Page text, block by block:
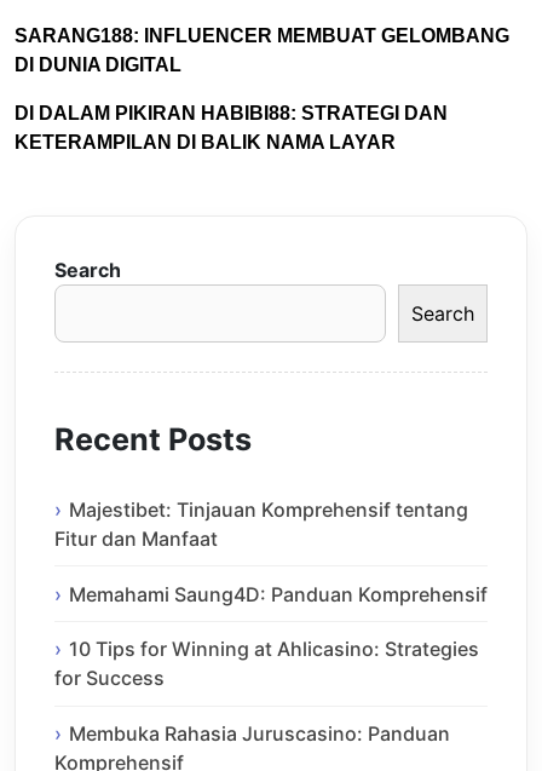
SARANG188: INFLUENCER MEMBUAT GELOMBANG
DI DUNIA DIGITAL
DI DALAM PIKIRAN HABIBI88: STRATEGI DAN
KETERAMPILAN DI BALIK NAMA LAYAR
Search
Search
Recent Posts
Majestibet: Tinjauan Komprehensif tentang
Fitur dan Manfaat
Memahami Saung4D: Panduan Komprehensif
10 Tips for Winning at Ahlicasino: Strategies
for Success
Membuka Rahasia Juruscasino: Panduan
Komprehensif